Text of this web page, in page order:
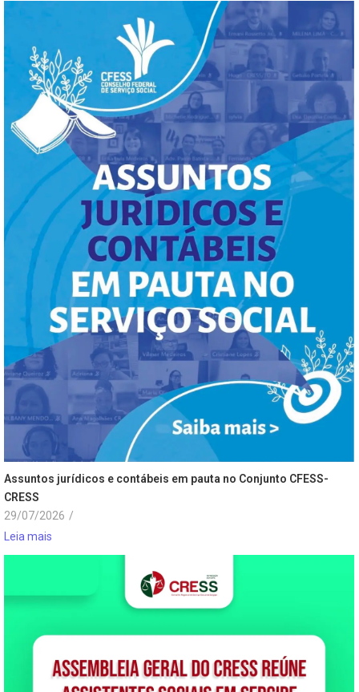
Assuntos jurídicos e contábeis em pauta no Conjunto CFESS-
CRESS
29/07/2026 /
Leia mais